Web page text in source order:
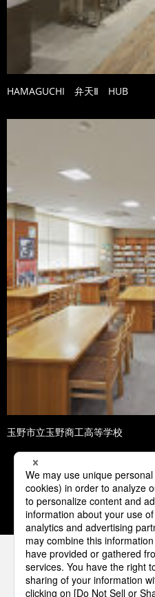
HAMAGUCHI 弁天Ⅱ HUB
玉野市立玉野商工高等学校
1 2
パナソニックの電気